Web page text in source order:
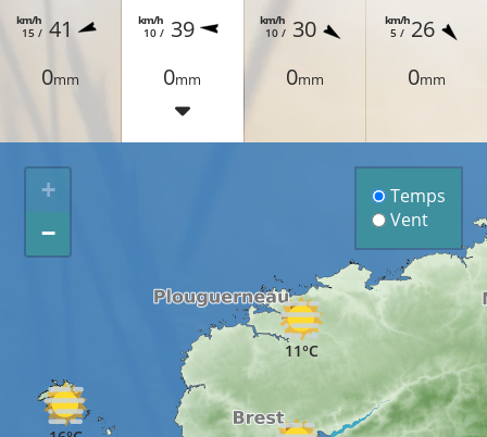
15 /
km/h 41
0mm
10 /
km/h 39
0mm
10 /
km/h 30
0mm
5 /
km/h26
0mm
11°C
+
−
Temps
Vent